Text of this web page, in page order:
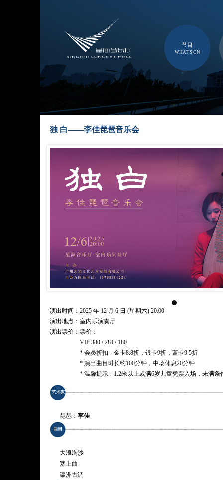
节目
WHAT'S ON
独 白——李佳琵琶音乐会
演出时间：2025 年 12 月 6 日 (星期六) 20:00
演出地点：室内乐演奏厅
演出票价： 票价：
VIP 380 / 280 / 180
* 会员折扣：金卡8.8折，银卡9折，蓝卡9.5折
* 演出曲目时长约100分钟，中场休息20分钟
* 温馨提示：1.2米以上或满6岁儿童凭票入场，未满条
琵琶： 李佳
大浪淘沙
塞上曲
瀛洲古调